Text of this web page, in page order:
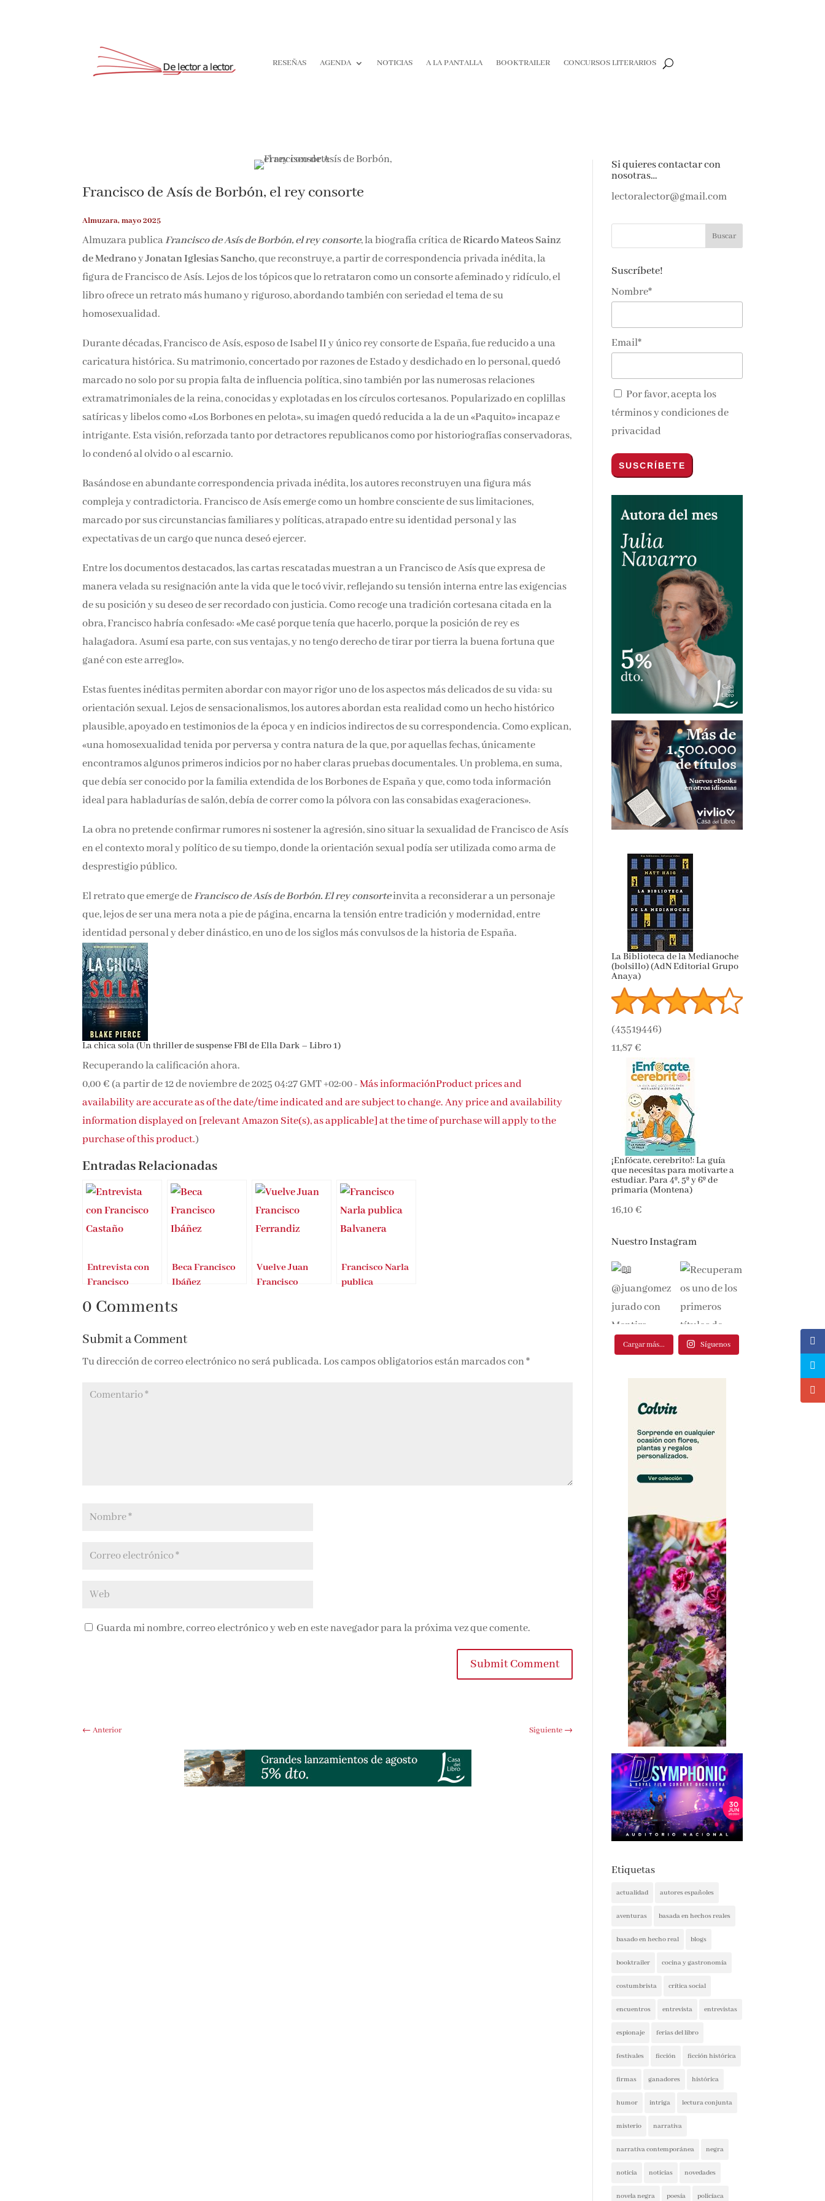
RESEÑAS AGENDA NOTICIAS A LA PANTALLA BOOKTRAILER CONCURSOS LITERARIOS
Francisco de Asís de Borbón, el rey consorte
Almuzara, mayo 2025
Almuzara publicaFrancisco de Asís de Borbón, el rey consorte, la biografía crítica deRicardo Mateos Sainz
de MedranoyJonatan Iglesias Sancho, que reconstruye, a partir de correspondencia privada inédita, la
figura de Francisco de Asís. Lejos de los tópicos que lo retrataron como un consorte afeminado y ridículo, el
libro ofrece un retrato más humano y riguroso, abordando también con seriedad el tema de su
homosexualidad.
Durante décadas, Francisco de Asís, esposo de Isabel II y único rey consorte de España, fue reducido a una
caricatura histórica. Su matrimonio, concertado por razones de Estado y desdichado en lo personal, quedó
marcado no solo por su propia falta de influencia política, sino también por las numerosas relaciones
extramatrimoniales de la reina, conocidas y explotadas en los círculos cortesanos. Popularizado en coplillas
satíricas y libelos como «Los Borbones en pelota», su imagen quedó reducida a la de un «Paquito» incapaz e
intrigante. Esta visión, reforzada tanto por detractores republicanos como por historiografías conservadoras,
lo condenó al olvido o al escarnio.
Basándose en abundante correspondencia privada inédita, los autores reconstruyen una figura más
compleja y contradictoria. Francisco de Asís emerge como un hombre consciente de sus limitaciones,
marcado por sus circunstancias familiares y políticas, atrapado entre su identidad personal y las
expectativas de un cargo que nunca deseó ejercer.
Entre los documentos destacados, las cartas rescatadas muestran a un Francisco de Asís que expresa de
manera velada su resignación ante la vida que le tocó vivir, reflejando su tensión interna entre las exigencias
de su posición y su deseo de ser recordado con justicia. Como recoge una tradición cortesana citada en la
obra, Francisco habría confesado: «Me casé porque tenía que hacerlo, porque la posición de rey es
halagadora. Asumí esa parte, con sus ventajas, y no tengo derecho de tirar por tierra la buena fortuna que
gané con este arreglo».
Estas fuentes inéditas permiten abordar con mayor rigor uno de los aspectos más delicados de su vida: su
orientación sexual. Lejos de sensacionalismos, los autores abordan esta realidad como un hecho histórico
plausible, apoyado en testimonios de la época y en indicios indirectos de su correspondencia. Como explican,
«una homosexualidad tenida por perversa y contra natura de la que, por aquellas fechas, únicamente
encontramos algunos primeros indicios por no haber claras pruebas documentales. Un problema, en suma,
que debía ser conocido por la familia extendida de los Borbones de España y que, como toda información
ideal para habladurías de salón, debía de correr como la pólvora con las consabidas exageraciones».
La obra no pretende confirmar rumores ni sostener la agresión, sino situar la sexualidad de Francisco de Asís
en el contexto moral y político de su tiempo, donde la orientación sexual podía ser utilizada como arma de
desprestigio público.
El retrato que emerge deFrancisco de Asís de Borbón. El rey consorteinvita a reconsiderar a un personaje
que, lejos de ser una mera nota a pie de página, encarna la tensión entre tradición y modernidad, entre
identidad personal y deber dinástico, en uno de los siglos más convulsos de la historia de España.
La chica sola (Un thriller de suspense FBI de Ella Dark – Libro 1)
Recuperando la calificación ahora.
0,00 € (a partir de 12 de noviembre de 2025 04:27 GMT +02:00 -Más informaciónProduct prices and
availability are accurate as of the date/time indicated and are subject to change. Any price and availability
information displayed on [relevant Amazon Site(s), as applicable] at the time of purchase will apply to the
purchase of this product.)
Entradas Relacionadas
Entrevista con
Francisco
Beca Francisco
Ibáñez
Vuelve Juan
Francisco
Francisco Narla
publica
0 Comments
Submit a Comment
Tu dirección de correo electrónico no será publicada. Los campos obligatorios están marcados con*
Guarda mi nombre, correo electrónico y web en este navegador para la próxima vez que comente.
Submit Comment
←Anterior Siguiente→
Si quieres contactar con
nosotras…
lectoralector@gmail.com
Suscríbete!
Nombre*
Email*
Por favor, acepta los
términos y condiciones de
privacidad
La Biblioteca de la Medianoche
(bolsillo) (AdN Editorial Grupo
Anaya)
(43519446)
11,87 €
¡Enfócate, cerebrito!: La guía
que necesitas para motivarte a
estudiar. Para 4º, 5º y 6º de
primaria (Montena)
16,10 €
Nuestro Instagram
Cargar más... Síguenos
Etiquetas
actualidad autores españoles
aventuras basada en hechos reales
basado en hecho real blogs
booktrailer cocina y gastronomía
costumbrista crítica social
encuentros entrevista entrevistas
espionaje ferias del libro
festivales ficción ficción histórica
firmas ganadores histórica
humor intriga lectura conjunta
misterio narrativa
narrativa contemporánea negra
noticia noticias novedades
novela negra poesía policíaca